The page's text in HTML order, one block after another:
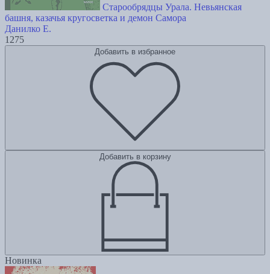
Старообрядцы Урала. Невьянская
башня, казачья кругосветка и демон Самора
Данилко Е.
1275
Добавить в избранное
Добавить в корзину
Новинка